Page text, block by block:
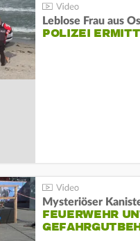
Leblose Frau aus
POLIZEI
Mysteriöser
FEUERWEHR